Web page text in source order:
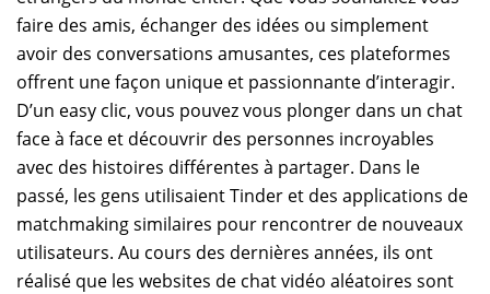
faire des amis, échanger des idées ou simplement
avoir des conversations amusantes, ces plateformes
offrent une façon unique et passionnante d’interagir.
D’un easy clic, vous pouvez vous plonger dans un chat
face à face et découvrir des personnes incroyables
avec des histoires différentes à partager. Dans le
passé, les gens utilisaient Tinder et des applications de
matchmaking similaires pour rencontrer de nouveaux
utilisateurs. Au cours des dernières années, ils ont
réalisé que les websites de chat vidéo aléatoires sont